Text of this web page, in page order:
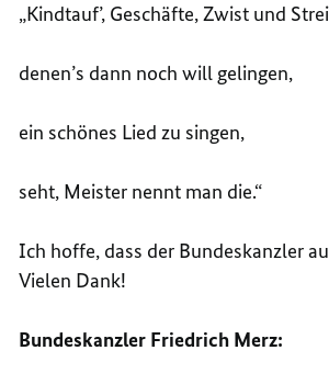
„Kindtauf’, Geschäfte, Zwist und
denen’s dann noch will gelingen,
ein schönes Lied zu singen,
seht, Meister nennt man die.“
Ich hoffe, dass der Bundeskanzler
Vielen Dank!
Bundeskanzler Friedrich Merz: